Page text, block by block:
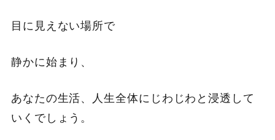
目に見えない場所で
静かに始まり、
あなたの生活、人生全体にじわじわと浸透して
いくでしょう。